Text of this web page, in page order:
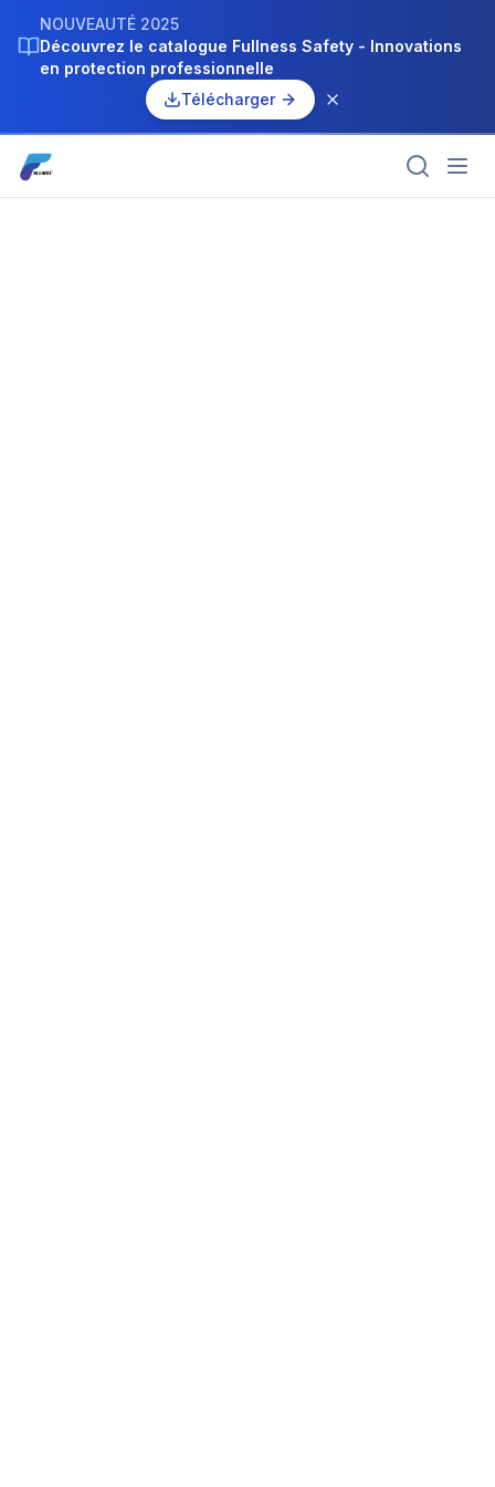
NOUVEAUTÉ 2025
Découvrez le catalogue Fullness Safety - Innovations
en protection professionnelle
Télécharger